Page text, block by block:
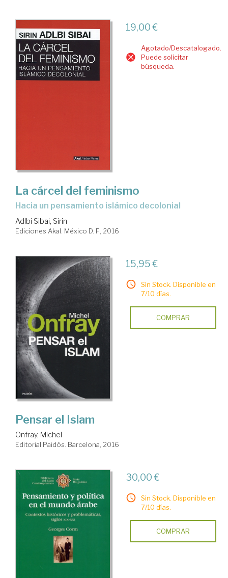
19,00 €
Agotado/Descatalogado.
Puede solicitar
búsqueda.
La cárcel del feminismo
hacia un pensamiento islámico decolonial
Adlbi Sibai, Sirin
Ediciones Akal. México D. F., 2016
15,95 €
Sin Stock. Disponible en
7/10 días.
COMPRAR
Pensar el Islam
Onfray, Michel
Editorial Paidós. Barcelona, 2016
30,00 €
Sin Stock. Disponible en
7/10 días.
COMPRAR